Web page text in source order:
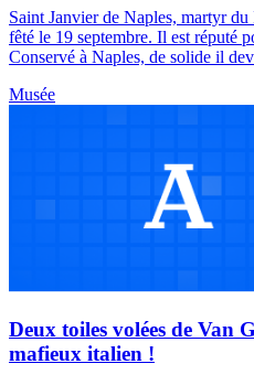
Saint Janvier de Naples, martyr du
fêté le 19 septembre. Il est réputé
Conservé à Naples, de solide il
Musée
Deux toiles volées de Van
mafieux italien !